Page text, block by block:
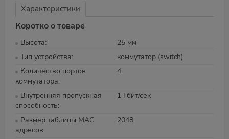
Характеристики
Коротко о товаре
Высота
25 мм
Тип устройства
коммутатор (switch)
Количество портов
коммутатора
4
Внутренняя пропускная
способность
1 Гбит/сек
Размер таблицы MAC
адресов
2048